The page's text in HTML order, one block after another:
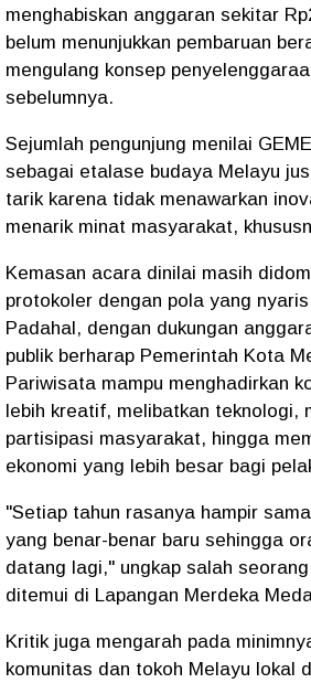
menghabiskan anggaran sekitar
belum menunjukkan pembaruan
mengulang konsep
sebelumnya.
Sejumlah pengunjung menilai
sebagai etalase budaya Melayu
tarik karena tidak menawarkan
menarik minat masyarakat,
Kemasan acara dinilai masih
protokoler dengan pola yang
Padahal, dengan dukungan
publik berharap Pemerintah Kota
Pariwisata mampu menghadirkan
lebih kreatif, melibatkan teknologi,
partisipasi masyarakat, hingga
ekonomi yang lebih besar bagi
"Setiap tahun rasanya hampir
yang benar-benar baru sehingga
datang lagi," ungkap salah
ditemui di Lapangan Merdeka
Kritik juga mengarah pada
komunitas dan tokoh Melayu lokal